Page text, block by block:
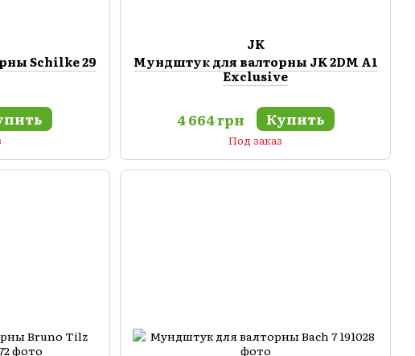
Schilke 29
JK
Мундштук для валторны JK 2DM A1
Exclusive
4 664 грн Купить
Под заказ